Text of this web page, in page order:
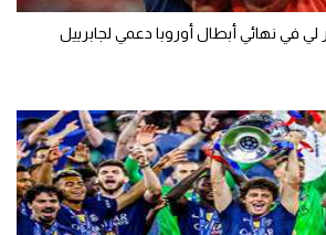
في نهائي أبطال أوروبا دعمي لجابرييل